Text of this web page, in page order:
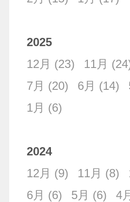
2025
12月 (23) 11月
7月 (20) 6月 (14)
1月 (6)
2024
12月 (9) 11月 (8)
6月 (6) 5月 (6) 4